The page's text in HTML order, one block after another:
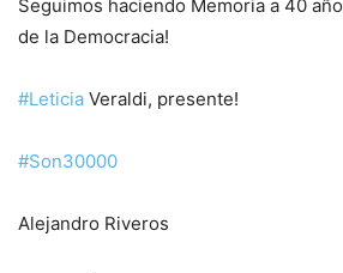
Seguimos haciendo Memoria a 40
de la Democracia!
#Leticia Veraldi, presente!
#Son30000
Alejandro Riveros